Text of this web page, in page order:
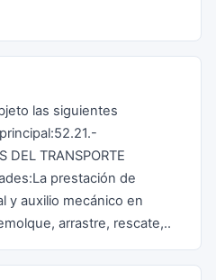
las siguientes
DEL TRANSPORTE
prestación de
y auxilio mecánico en
arrastre, rescate,..